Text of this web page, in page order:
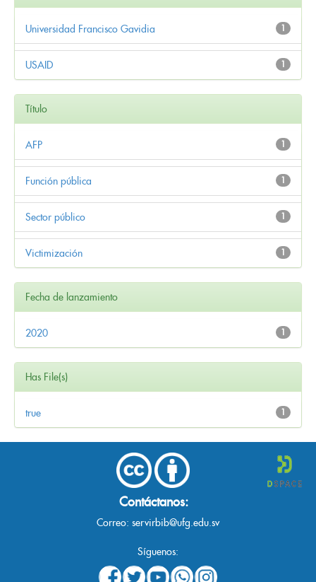
1
Universidad Francisco Gavidia
1
USAID
Título
1
AFP
1
Función pública
1
Sector público
1
Victimización
Fecha de lanzamiento
1
2020
Has File(s)
1
true
Contáctanos:
Correo: servirbib@ufg.edu.sv
Síguenos: